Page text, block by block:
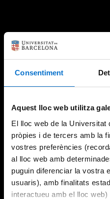
Consentiment
Aquest lloc web utilitza
El lloc web de la Universitat
pròpies i de tercers amb la
vostres preferències
al lloc web amb
puguin diferenciar la vostra
usuaris), amb finalitats
interactueu amb el lloc